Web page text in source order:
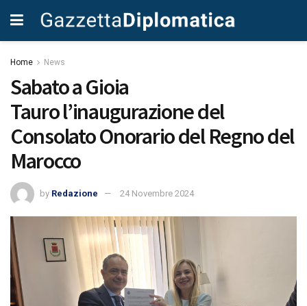
Home News
Sabato a Gioia
Tauro l’inaugurazione del
Consolato Onorario del Regno del
Marocco
by Redazione 24 Novembre 2024